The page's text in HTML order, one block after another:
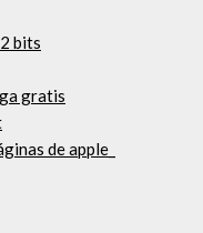
bits
gratis
de apple_